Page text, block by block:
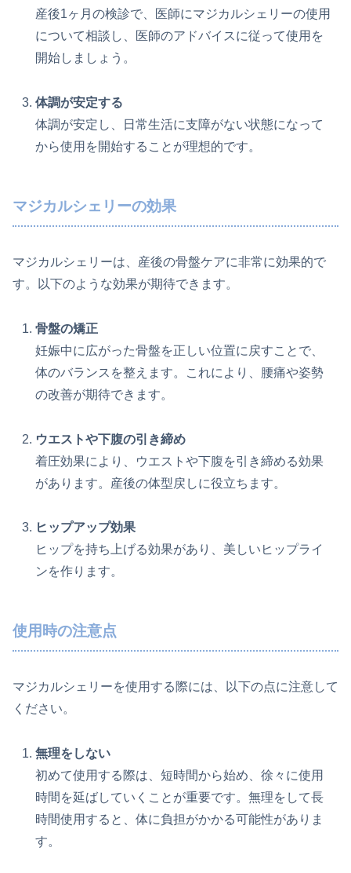
産後1ヶ月の検診で、医師にマジカルシェリーの使用
について相談し、医師のアドバイスに従って使用を
開始しましょう。
体調が安定する
体調が安定し、日常生活に支障がない状態になって
から使用を開始することが理想的です。
マジカルシェリーの効果
マジカルシェリーは、産後の骨盤ケアに非常に効果的で
す。以下のような効果が期待できます。
骨盤の矯正
妊娠中に広がった骨盤を正しい位置に戻すことで、
体のバランスを整えます。これにより、腰痛や姿勢
の改善が期待できます。
ウエストや下腹の引き締め
着圧効果により、ウエストや下腹を引き締める効果
があります。産後の体型戻しに役立ちます。
ヒップアップ効果
ヒップを持ち上げる効果があり、美しいヒップライ
ンを作ります。
使用時の注意点
マジカルシェリーを使用する際には、以下の点に注意して
ください。
無理をしない
初めて使用する際は、短時間から始め、徐々に使用
時間を延ばしていくことが重要です。無理をして長
時間使用すると、体に負担がかかる可能性がありま
す。